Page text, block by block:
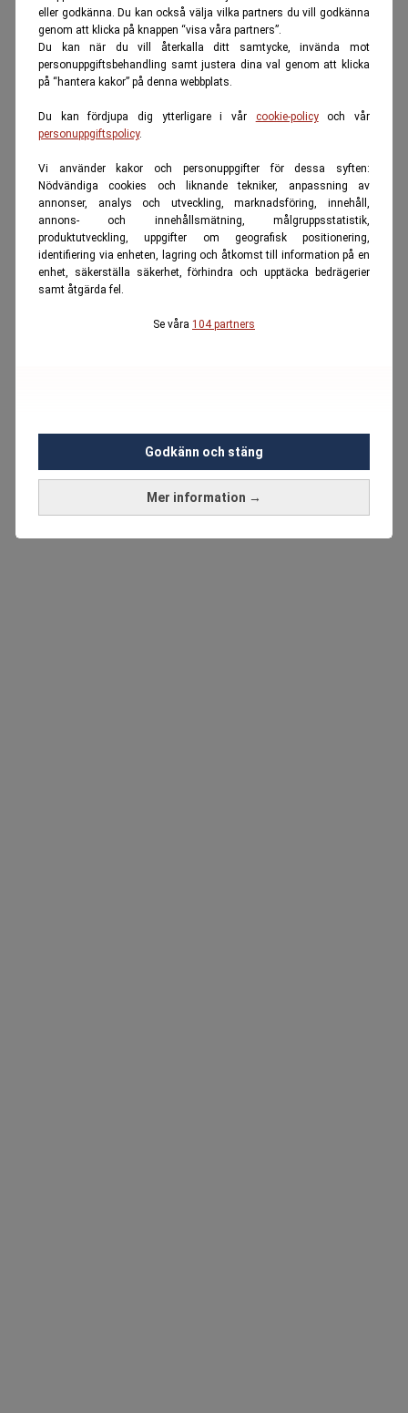
eller godkänna. Du kan också välja vilka partners du vill godkänna
genom att klicka på knappen “visa våra partners”.
Du kan när du vill återkalla ditt samtycke, invända mot
personuppgiftsbehandling samt justera dina val genom att klicka
på “hantera kakor” på denna webbplats.
Du kan fördjupa dig ytterligare i vår cookie-policyoch vår
personuppgiftspolicy.
Vi använder kakor och personuppgifter för dessa syften:
Nödvändiga cookies och liknande tekniker, anpassning av
annonser, analys och utveckling, marknadsföring, innehåll,
annons- och innehållsmätning, målgruppsstatistik,
produktutveckling, uppgifter om geografisk positionering,
identifiering via enheten, lagring och åtkomst till information på en
enhet, säkerställa säkerhet, förhindra och upptäcka bedrägerier
samt åtgärda fel.
Se våra 104 partners
Mer information →
Godkänn och stäng